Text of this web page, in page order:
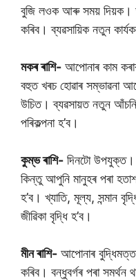
বুজি লওক আৰু সময় দিয়ক।
কৰিব। ব্যৱসায়িক নতুন
মকৰ ৰাশি- আপোনাৰ কাম
বহুত খৰচ হোৱাৰ সম্ভাৱনা
উচিত। ব্যৱসায়ত নতুন
পৰিকল্পনা হ’ব।
কুম্ভ ৰাশি- দিনটো উপযুক্ত।
কিন্তু আপুনি মানুহৰ পৰা
হ’ব। খ্যাতি, মূল্য, সন্মান
জীৱিকা বৃদ্ধি হ’ব।
মীন ৰাশি- আপোনাৰ
কৰিব। বন্ধুবৰ্গৰ পৰা